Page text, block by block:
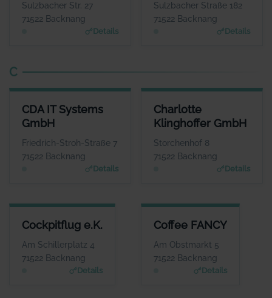
Sulzbacher Str. 27
71522 Backnang
Details
www.aspacher-buchungsw
Sulzbacher Straße 182
71522 Backnang
Details
www.burgerschloz.de
C
CDA IT Systems
GmbH
Friedrich-Stroh-Straße 7
71522 Backnang
Details
CDA IT SYSTEMS GMBH
ANSPRECHPARTNER
Herr Johannes Enge
WEBSITE
www.cda-it-system.de
Charlotte
Klinghoffer GmbH
Storchenhof 8
71522 Backnang
Details
CHARLOTTE KLINGHOFFER
Frau Charlotte
Cockpitflug e.K.
Am Schillerplatz 4
71522 Backnang
Details
COCKPITFLUG E.K.
ANSPRECHPARTNER
Herr Carsten Hansen
www.cockpitflug.de
Coffee FANCY
Am Obstmarkt 5
71522 Backnang
Details
COFFEE FANCY
Herr Daniel Mendes
www.coffee-fancy.de